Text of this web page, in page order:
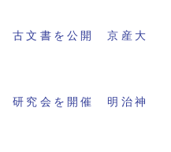
古文書を公開 京産大
研究会を開催 明治神